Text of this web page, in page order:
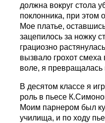
должна вокруг стола
поклонника, при этом
Мое платье,
зацепилось за ножку
грациозно
вызвало грохот смеха
воле, я превращалась
В десятом классе я
роль в пьесе
Моим парнером был
училища, и по ходу